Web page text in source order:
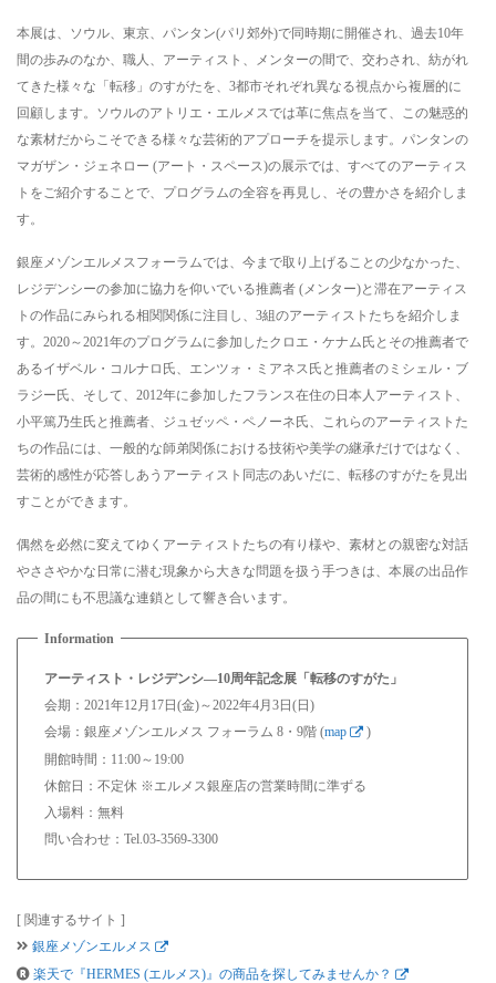
本展は、ソウル、東京、パンタン(パリ郊外)で同時期に開催され、過去10年
間の歩みのなか、職人、アーティスト、メンターの間で、交わされ、紡がれ
てきた様々な「転移」のすがたを、3都市それぞれ異なる視点から複層的に
回顧します。ソウルのアトリエ・エルメスでは革に焦点を当て、この魅惑的
な素材だからこそできる様々な芸術的アプローチを提示します。パンタンの
マガザン・ジェネロー (アート・スペース)の展示では、すべてのアーティス
トをご紹介することで、プログラムの全容を再見し、その豊かさを紹介しま
す。
銀座メゾンエルメスフォーラムでは、今まで取り上げることの少なかった、
レジデンシーの参加に協力を仰いでいる推薦者 (メンター)と滞在アーティス
トの作品にみられる相関関係に注目し、3組のアーティストたちを紹介しま
す。2020～2021年のプログラムに参加したクロエ・ケナム氏とその推薦者で
あるイザベル・コルナロ氏、エンツォ・ミアネス氏と推薦者のミシェル・ブ
ラジー氏、そして、2012年に参加したフランス在住の日本人アーティスト、
小平篤乃生氏と推薦者、ジュゼッペ・ペノーネ氏、これらのアーティストた
ちの作品には、一般的な師弟関係における技術や美学の継承だけではなく、
芸術的感性が応答しあうアーティスト同志のあいだに、転移のすがたを見出
すことができます。
偶然を必然に変えてゆくアーティストたちの有り様や、素材との親密な対話
やささやかな日常に潜む現象から大きな問題を扱う手つきは、本展の出品作
品の間にも不思議な連鎖として響き合います。
アーティスト・レジデンシ―10周年記念展「転移のすがた」
会期：2021年12月17日(金)～2022年4月3日(日)
会場：銀座メゾンエルメス フォーラム 8・9階 (map
)
開館時間：11:00～19:00
休館日：不定休 ※エルメス銀座店の営業時間に準ずる
入場料：無料
問い合わせ：Tel.03-3569-3300
[ 関連するサイト ]
銀座メゾンエルメス
楽天で『HERMES (エルメス)』の商品を探してみませんか？